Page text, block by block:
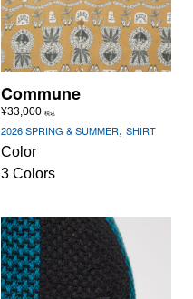
Commune
¥33,000 税込
2026 SPRING & SUMMER, SHIRT
Color
3 Colors